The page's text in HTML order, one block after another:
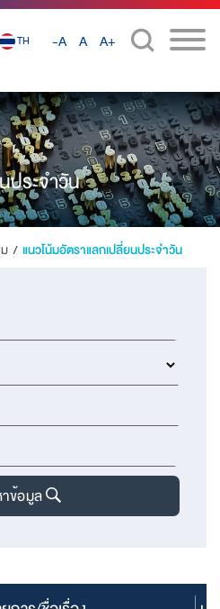
TH -A A A+
ประจำวัน
/ แนวโน้มอัตราแลกเปลี่ยนประจำวัน
ข้อมูล